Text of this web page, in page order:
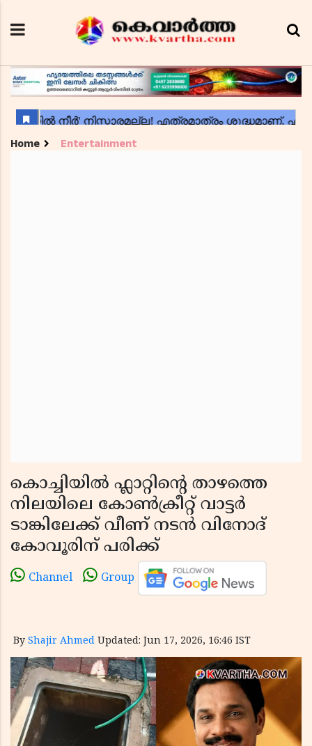
Home Entertainment
കൊച്ചിയിൽ ഫ്ലാറ്റിന്റെ താഴത്തെ
നിലയിലെ കോൺക്രീറ്റ് വാട്ടർ
ടാങ്കിലേക്ക് വീണ് നടൻ വിനോദ്
കോവൂരിന് പരിക്ക്
Channel Group
By Shajir Ahmed Updated: Jun 17, 2026, 16:46 IST